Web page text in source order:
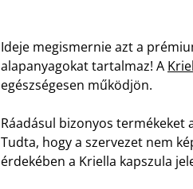
Ideje megismernie azt a
alapanyagokat tartalmaz! A
egészségesen működjön.
Ráadásul bizonyos
Tudta, hogy a szervezet nem
érdekében a Kriella kapszula